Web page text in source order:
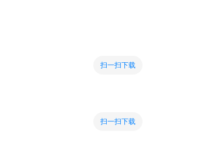
扫一扫下载
扫一扫下载